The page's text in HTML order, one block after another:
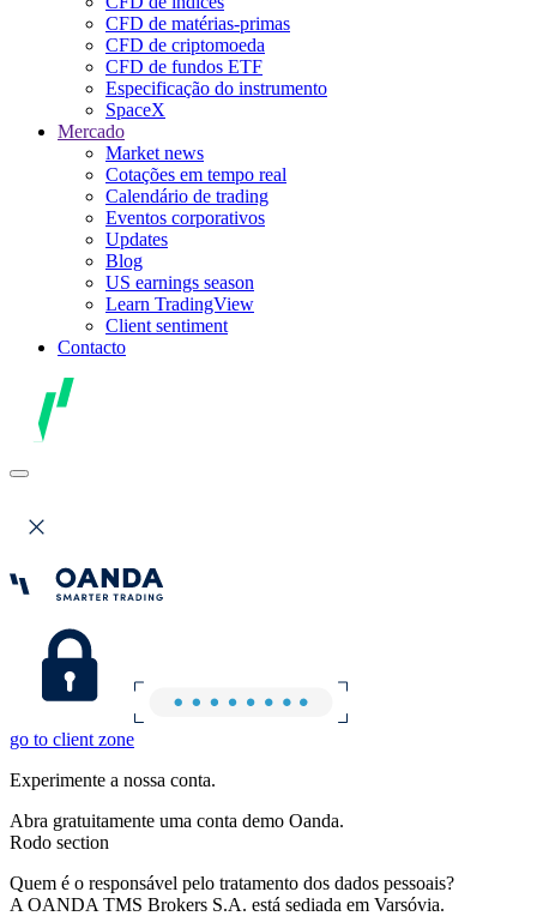
CFD de matérias-primas
CFD de criptomoeda
CFD de fundos ETF
Especificação do instrumento
SpaceX
Mercado
Market news
Cotações em tempo real
Calendário de trading
Eventos corporativos
Updates
Blog
US earnings season
Learn TradingView
Client sentiment
Contacto
go to client zone
Experimente a nossa conta.
Abra gratuitamente uma conta demo Oanda.
Rodo section
Quem é o responsável pelo tratamento dos dados pessoais?
A OANDA TMS Brokers S.A. está sediada em Varsóvia.